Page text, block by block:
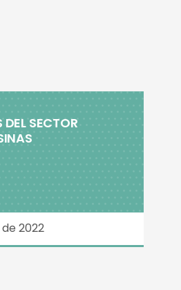
SECTOR
2022